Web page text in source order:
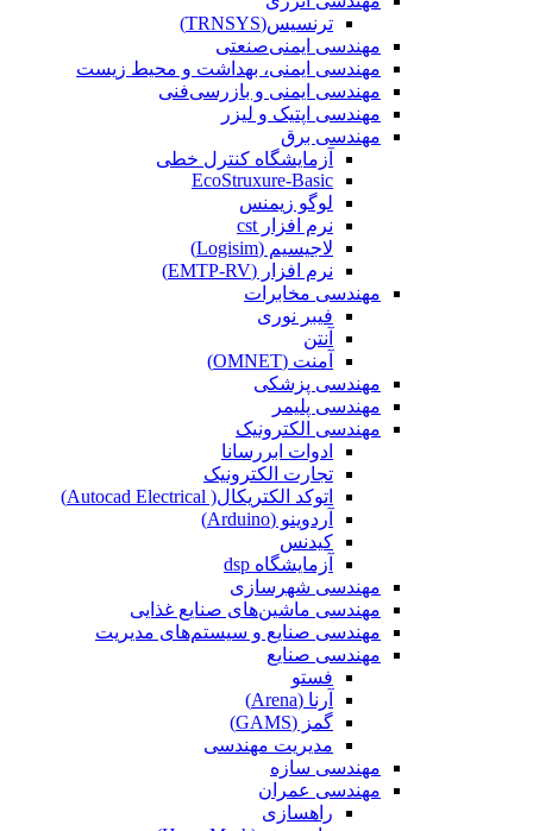
ترنسیس(TRNSYS)
مهندسی ایمنی‌صنعتی
مهندسی ایمنی، بهداشت و محیط زیست
مهندسی ایمنی‌ و‌ بازرسی‌فنی
مهندسی اپتیک و لیزر
مهندسی برق
آزمایشگاه کنترل خطی
EcoStruxure-Basic
لوگو زیمنس
نرم افزار cst
لاجیسیم (Logisim)
نرم افزار (EMTP-RV)
مهندسی مخابرات
فیبر نوری
آنتن
آمنت (OMNET)
مهندسی پزشکی
مهندسی پلیمر
مهندسی الکترونیک
ادوات ابررسانا
تجارت الکترونیک
اتوکد الکتریکال( Autocad Electrical)
آردوینو (Arduino)
کیدنس
آزمایشگاه dsp
مهندسی شهرسازی
مهندسی ماشین‌های صنایع غذایی
مهندسی صنایع و سیستم‌های مدیریت
مهندسی صنایع
فستو
آرنا (Arena)
گمز (GAMS)
مدیریت مهندسی
مهندسی سازه
مهندسی عمران‌
راهسازی